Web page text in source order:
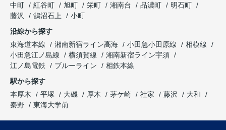
中町
紅谷町 旭町 栄町 湘南台 品濃町
明石町
藤沢
鵠沼石上
小町
沿線から探す
東海道本線
湘南新宿ライン高海 小田急小田原線
相模線
小田急江ノ島線
横須賀線
湘南新宿ライン宇須
江ノ島電鉄
ブルーライン
相鉄本線
駅から探す
本厚木
平塚 大磯 厚木 茅ケ崎 社家 藤沢
大和
秦野
東海大学前